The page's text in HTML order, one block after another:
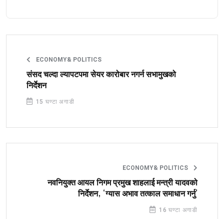
ECONOMY& POLITICS
संसद चल्दा ल्यापटपमा सेयर कारोबार नगर्न सभामुखको
निर्देशन
15 घण्टा अगाडी
ECONOMY& POLITICS
नवनियुक्त आयल निगम प्रमुख शाहलाई मन्त्री यादवको
निर्देशन, ‘ग्यास अभाव तत्काल समाधान गर्नु’
16 घण्टा अगाडी